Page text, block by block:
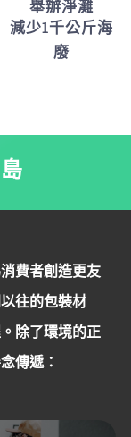
舉辦淨灘
減少1千公斤海
廢
費者創造更友
往的包裝材
除了環境的正
傳遞：